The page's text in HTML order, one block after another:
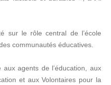
sur le rôle central de l’école
communautés éducatives.
agents de l’éducation, aux
et aux Volontaires pour la